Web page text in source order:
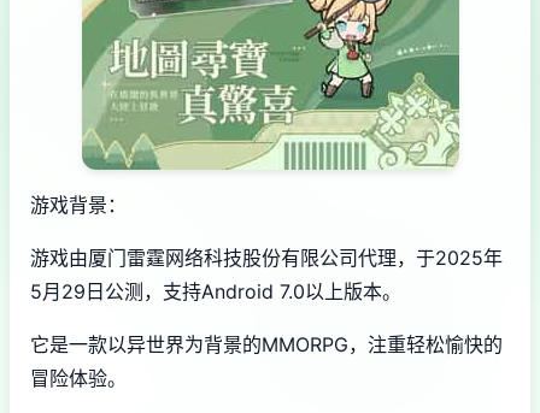
游戏背景：
游戏由厦门雷霆网络科技股份有限公司代理，于2025年
5月29日公测，支持Android 7.0以上版本。
它是一款以异世界为背景的MMORPG，注重轻松愉快的
冒险体验。